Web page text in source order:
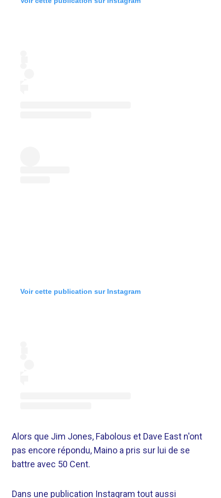
Voir cette publication sur Instagram
Alors que Jim Jones, Fabolous et Dave East n'ont
pas encore répondu, Maino a pris sur lui de se
battre avec 50 Cent.
Dans une publication Instagram tout aussi